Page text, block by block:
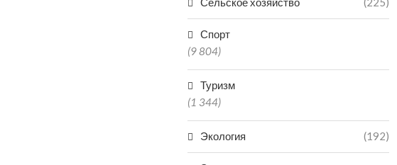
Спорт
(9 804)
Туризм
(1 344)
Экология (192)